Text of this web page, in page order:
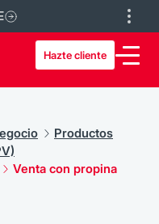
Hazte cliente
Productos
Venta con propina